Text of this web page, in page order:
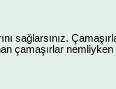
sağlarsınız.
çamaşırlar nemliyken